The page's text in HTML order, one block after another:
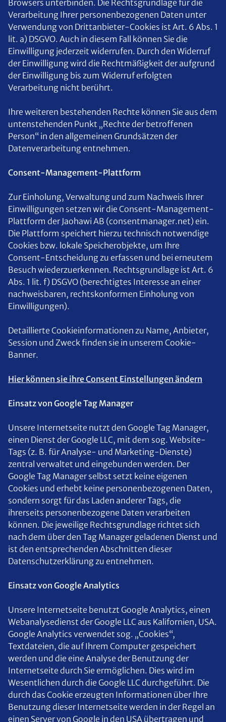
Browsers unterbinden. Die Rechtsgrundlage für die
Verarbeitung Ihrer personenbezogenen Daten unter
Verwendung von Drittanbieter-Cookies ist Art. 6 Abs. 1
lit. a) DSGVO. Auch in diesem Fall können Sie die
Einwilligung jederzeit widerrufen. Durch den Widerruf
der Einwilligung wird die Rechtmäßigkeit der aufgrund
der Einwilligung bis zum Widerruf erfolgten
Verarbeitung nicht berührt.
Ihre weiteren bestehenden Rechte können Sie aus dem
untenstehenden Punkt „Rechte der betroffenen
Person“ in den allgemeinen Grundsätzen der
Datenverarbeitung entnehmen.
Consent-Management-Plattform
Zur Einholung, Verwaltung und zum Nachweis Ihrer
Einwilligungen setzen wir die Consent-Management-
Plattform der Jaohawi AB (consentmanager.net) ein.
Die Plattform speichert hierzu technisch notwendige
Cookies bzw. lokale Speicherobjekte, um Ihre
Consent-Entscheidung zu erfassen und bei erneutem
Besuch wiederzuerkennen. Rechtsgrundlage ist Art. 6
Abs. 1 lit. f) DSGVO (berechtigtes Interesse an einer
nachweisbaren, rechtskonformen Einholung von
Einwilligungen).
Detaillierte Cookieinformationen zu Name, Anbieter,
Session und Zweck finden sie in unserem Cookie-
Banner.
Hier können sie ihre Consent Einstellungen ändern
Einsatz von Google Tag Manager
Unsere Internetseite nutzt den Google Tag Manager,
einen Dienst der Google LLC, mit dem sog. Website-
Tags (z. B. für Analyse- und Marketing-Dienste)
zentral verwaltet und eingebunden werden. Der
Google Tag Manager selbst setzt keine eigenen
Cookies und erhebt keine personenbezogenen Daten,
sondern sorgt für das Laden anderer Tags, die
ihrerseits personenbezogene Daten verarbeiten
können. Die jeweilige Rechtsgrundlage richtet sich
nach dem über den Tag Manager geladenen Dienst und
ist den entsprechenden Abschnitten dieser
Datenschutzerklärung zu entnehmen.
Einsatz von Google Analytics
Unsere Internetseite benutzt Google Analytics, einen
Webanalysedienst der Google LLC aus Kalifornien, USA.
Google Analytics verwendet sog. „Cookies“,
Textdateien, die auf Ihrem Computer gespeichert
werden und die eine Analyse der Benutzung der
Internetseite durch Sie ermöglichen. Dies wird im
Wesentlichen durch die Google LLC durchgeführt. Die
durch das Cookie erzeugten Informationen über Ihre
Benutzung dieser Internetseite werden in der Regel an
einen Server von Google in den USA übertragen und